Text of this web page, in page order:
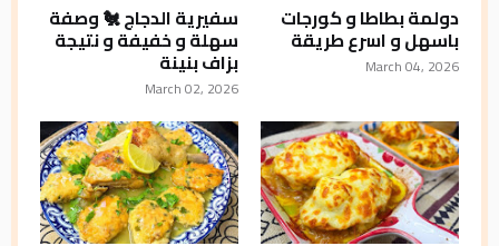
دولمة بطاطا و كورجات
باسهل و اسرع طريقة
March 04, 2026
سفيرية الدجاج 🐔 وصفة
سهلة و خفيفة و نتيجة
بزاف بنينة
March 02, 2026